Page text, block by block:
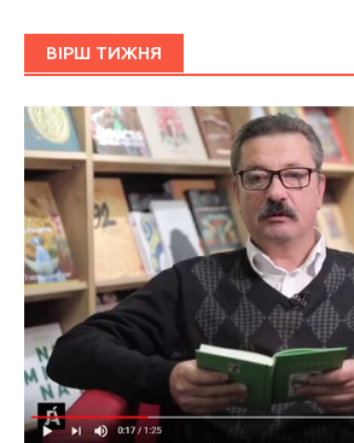
ВІРШ ТИЖНЯ